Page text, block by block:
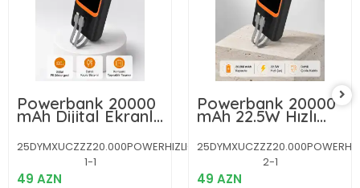
Powerbank 20000
mAh Dijital Ekranlı
ve Çok Kablolu
Hızlı Şarj Cihazı
25DYMXUCZZZ20.000POWERHIZLI-
1-1
49 AZN
Powerbank 20000
mAh 22.5W Hızlı
Şarjlı ve Kompakt
Çoklu Kablo Çıkışlı
2-1
49 AZN